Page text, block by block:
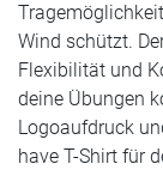
Wind schützt.
Flexibilität und
deine Übungen
Logoaufdruck
have T-Shirt für